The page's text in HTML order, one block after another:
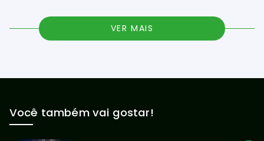
VER MAIS
Você também vai gostar!